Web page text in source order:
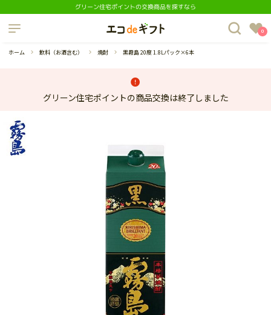
グリーン住宅ポイントの交換商品を探すなら
制度について
よくあるご質問 0
ホーム 飲料（お酒含む） 焼酎 黒霧島 20度 1.8Lパック×6本
グリーン住宅ポイントの商品交換は終了しました